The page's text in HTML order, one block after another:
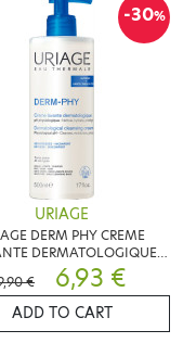
-30%
URIAGE
DERM PHY CREME
DERMATOLOGIQUE
500ML
€ 6,93 €
ADD TO CART